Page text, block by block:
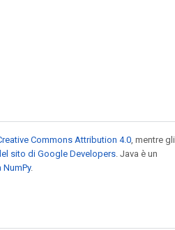
Commons Attribution 4.0 , mentre gli
sito di Google Developers . Java è un
NumPy.